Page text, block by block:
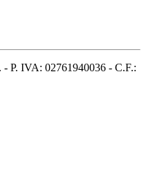
- P. IVA: 02761940036 - C.F.: